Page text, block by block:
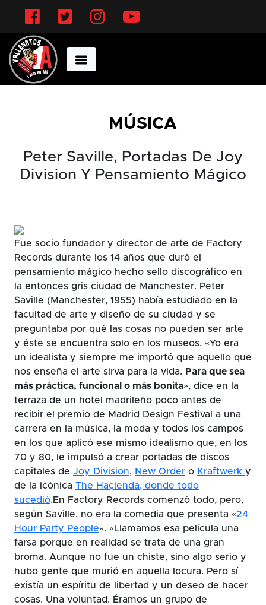
MÚSICA
Peter Saville, Portadas De Joy
Division Y Pensamiento Mágico
Fue socio fundador y director de arte de Factory
Records durante los 14 años que duró el
pensamiento mágico hecho sello discográfico en
la entonces gris ciudad de Manchester. Peter
Saville (Manchester, 1955) había estudiado en la
facultad de arte y diseño de su ciudad y se
preguntaba por qué las cosas no pueden ser arte
y éste se encuentra solo en los museos. «Yo era
un idealista y siempre me importó que aquello que
nos enseña el arte sirva para la vida. Para que sea
más práctica, funcional o más bonita», dice en la
terraza de un hotel madrileño poco antes de
recibir el premio de Madrid Design Festival a una
carrera en la música, la moda y todos los campos
en los que aplicó ese mismo idealismo que, en los
70 y 80, le impulsó a crear portadas de discos
capitales de Joy Division, New Order o Kraftwerk y
de la icónica The Haçienda, donde todo
sucedió.En Factory Records comenzó todo, pero,
según Saville, no era la comedia que presenta «24
Hour Party People». «Llamamos esa película una
farsa porque en realidad se trata de una gran
broma. Aunque no fue un chiste, sino algo serio y
hubo gente que murió en aquella locura. Pero sí
existía un espíritu de libertad y un deseo de hacer
cosas. Una voluntad. Éramos un grupo de